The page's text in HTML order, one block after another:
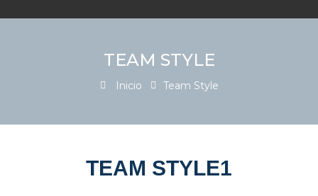
TEAM STYLE
Inicio Team Style
TEAM STYLE1